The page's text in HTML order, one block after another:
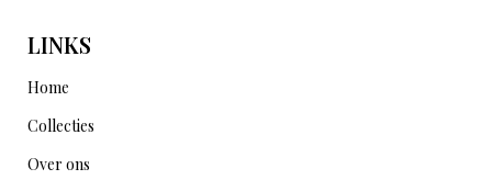
LINKS
Home
Collecties
Over ons